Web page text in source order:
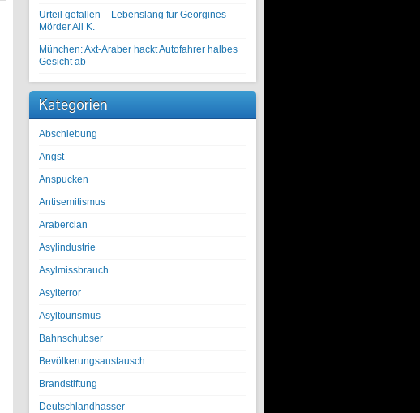
Urteil gefallen – Lebenslang für Georgines
Mörder Ali K.
München: Axt-Araber hackt Autofahrer halbes
Gesicht ab
Kategorien
Abschiebung
Angst
Anspucken
Antisemitismus
Araberclan
Asylindustrie
Asylmissbrauch
Asylterror
Asyltourismus
Bahnschubser
Bevölkerungsaustausch
Brandstiftung
Deutschlandhasser